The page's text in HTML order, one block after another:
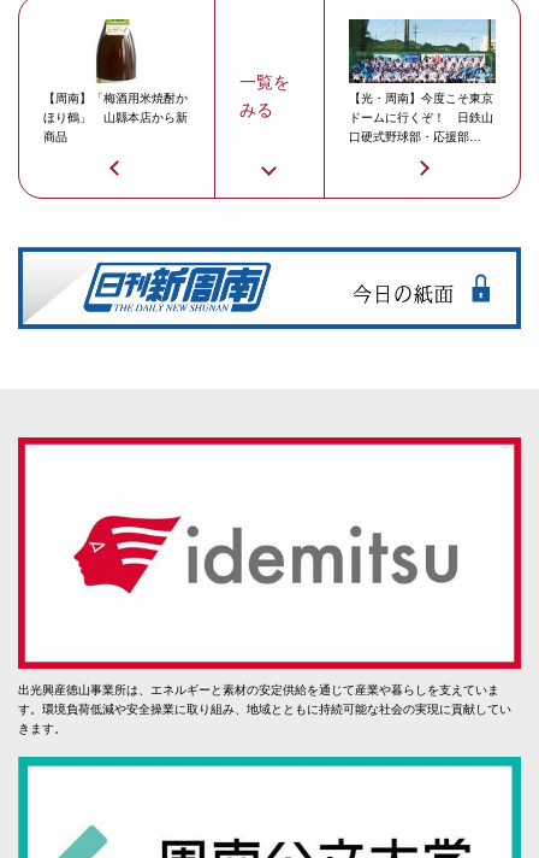
【周南】「梅酒用米焼酎か
ほり鶴」 山縣本店から新
商品
一覧を
みる
【光・周南】今度こそ東京
ドームに行くぞ！ 日鉄山
口硬式野球部・応援部
出光興産徳山事業所は、エネルギーと素材の安定供給を通じて産業や暮らしを支えていま
す。環境負荷低減や安全操業に取り組み、地域とともに持続可能な社会の実現に貢献してい
きます。